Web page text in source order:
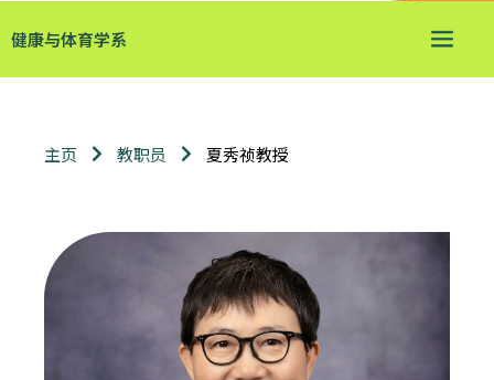
健康与体育学系
主页 教职员 夏秀祯教授